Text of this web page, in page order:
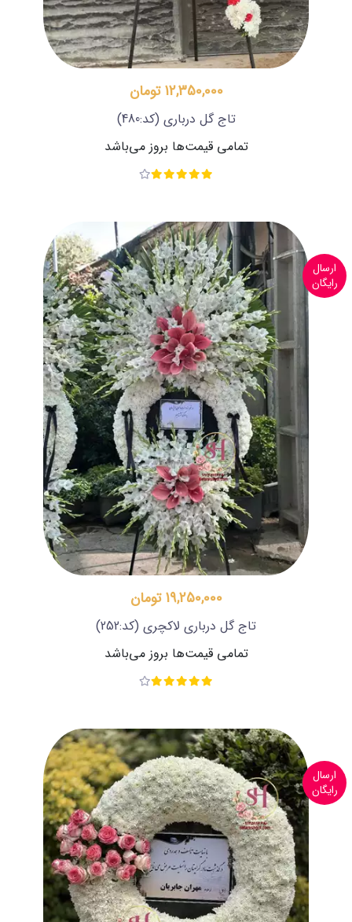
12,350,000 تومان
تاج گل درباری (کد:480)
تمامی قیمت‌ها بروز می‌باشد
ارسال
رایگان
19,250,000 تومان
تاج گل درباری لاکچری (کد:252)
تمامی قیمت‌ها بروز می‌باشد
ارسال
رایگان